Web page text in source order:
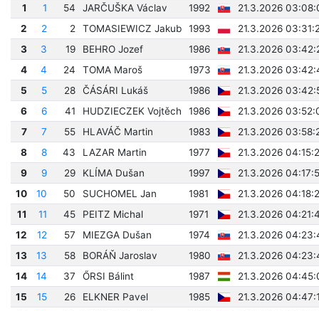
1
1 54 JARČUŠKA Václav 1992
21.3.2026
2
2 2 TOMASIEWICZ Jakub 1993
21.3.2026
3
3 19 BEHRO Jozef 1986
21.3.2026
4
4 24 TOMA Maroš 1973
21.3.2026
5
5 28 ČÁSÁRI Lukáš 1986
21.3.2026
6
6 41 HUDZIECZEK Vojtěch 1986
21.3.2026
7
7 55 HLAVÁČ Martin 1983
21.3.2026
8
8 43 LAZAR Martin 1977
21.3.2026
9
9 29 KLÍMA Dušan 1997
21.3.2026
10
10 50 SUCHOMEL Jan 1981
21.3.2026
11
11 45 PEITZ Michal 1971
21.3.2026
12
12 57 MIEZGA Dušan 1974
21.3.2026
13
13 58 BORÁŇ Jaroslav 1980
21.3.2026
14
14 37 ŐRSI Bálint 1987
21.3.2026
15
15 26 ELKNER Pavel 1985
21.3.2026